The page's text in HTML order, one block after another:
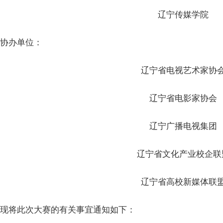
辽宁传媒学院
协办单位：
辽宁省电视艺术家协
辽宁省电影家协会
辽宁广播电视集团
辽宁省文化产业校企联
辽宁省高校新媒体联
现将此次大赛的有关事宜通知如下：